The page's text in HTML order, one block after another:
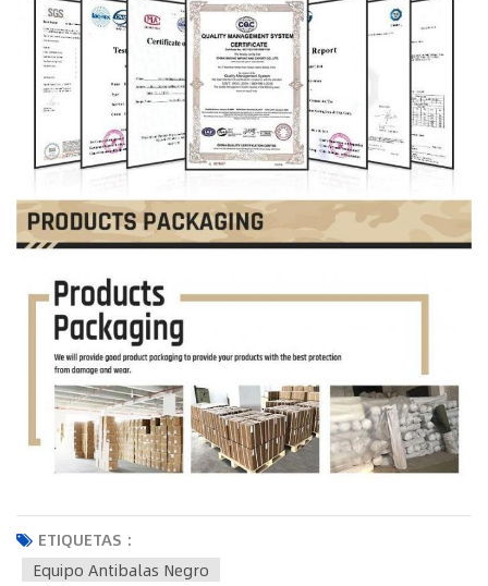
ETIQUETAS :
Equipo Antibalas Negro